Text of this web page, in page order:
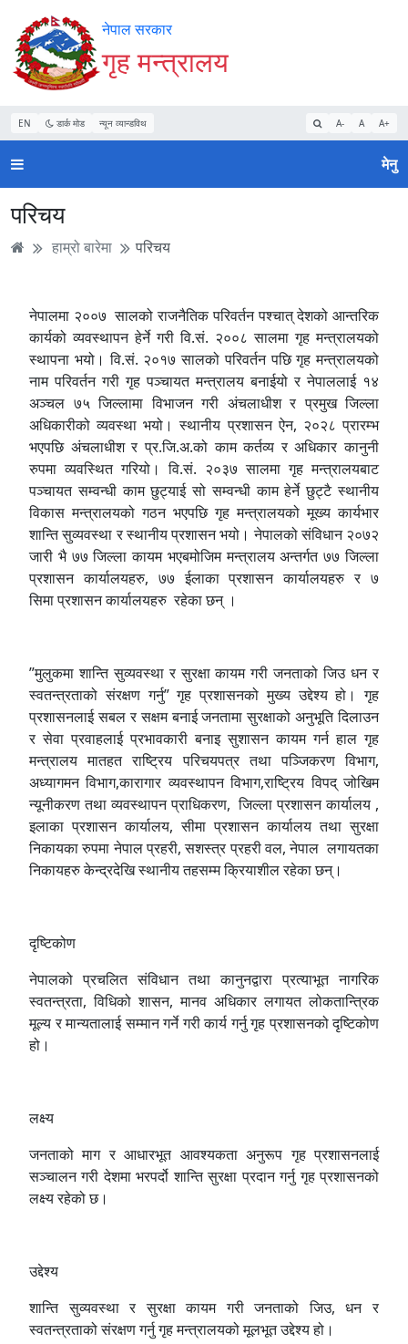
Accessibility
Mode
सुरु
गर्नुहोस्
सामाग्री
पढ्नुहाेस्
नेभिगेसन
पढ्नुहाेस्
वेबसाइट
खोजमा
जानुहोस्
नेपाल सरकार
गृह मन्त्रालय
EN डार्क मोड न्यून व्यान्डविथ A- A A+
मेनु
परिचय
हाम्रो बारेमा परिचय
नेपालमा २००७ सालको राजनैतिक परिवर्तन पश्चात् देशको आन्तरिक
कार्यको व्यवस्थापन हेर्ने गरी वि.सं. २००८ सालमा गृह मन्त्रालयको
स्थापना भयो। वि.सं. २०१७ सालको परिवर्तन पछि गृह मन्त्रालयको
नाम परिवर्तन गरी गृह पञ्चायत मन्त्रालय बनाईयो र नेपाललाई १४
अञ्चल ७५ जिल्लामा विभाजन गरी अंचलाधीश र प्रमुख जिल्ला
अधिकारीको व्यवस्था भयो। स्थानीय प्रशासन ऐन, २०२८ प्रारम्भ
भएपछि अंचलाधीश र प्र.जि.अ.को काम कर्तव्य र अधिकार कानुनी
रुपमा व्यवस्थित गरियो। वि.सं. २०३७ सालमा गृह मन्त्रालयबाट
पञ्चायत सम्वन्धी काम छुट्याई सो सम्वन्धी काम हेर्ने छुट्टै स्थानीय
विकास मन्त्रालयको गठन भएपछि गृह मन्त्रालयको मूख्य कार्यभार
शान्ति सुव्यवस्था र स्थानीय प्रशासन भयो। नेपालको संविधान २०७२
जारी भै ७७ जिल्ला कायम भएबमोजिम मन्त्रालय अन्तर्गत ७७ जिल्ला
प्रशासन कार्यालयहरु, ७७ ईलाका प्रशासन कार्यालयहरु र ७
सिमा प्रशासन कार्यालयहरु रहेका छन् ।
”मुलुकमा शान्ति सुव्यवस्था र सुरक्षा कायम गरी जनताको जिउ धन र
स्वतन्त्रताको संरक्षण गर्नु” गृह प्रशासनको मुख्य उद्देश्य हो। गृह
प्रशासनलाई सबल र सक्षम बनाई जनतामा सुरक्षाको अनुभूति दिलाउन
र सेवा प्रवाहलाई प्रभावकारी बनाइ सुशासन कायम गर्न हाल गृह
मन्त्रालय मातहत राष्ट्रिय परिचयपत्र तथा पञ्जिकरण विभाग,
अध्यागमन विभाग,कारागार व्यवस्थापन विभाग,राष्ट्रिय विपद् जोखिम
न्यूनीकरण तथा व्यवस्थापन प्राधिकरण, जिल्ला प्रशासन कार्यालय ,
इलाका प्रशासन कार्यालय, सीमा प्रशासन कार्यालय तथा सुरक्षा
निकायका रुपमा नेपाल प्रहरी, सशस्त्र प्रहरी वल, नेपाल लगायतका
निकायहरु केन्द्रदेखि स्थानीय तहसम्म क्रियाशील रहेका छन्।
दृष्टिकोण
नेपालको प्रचलित संविधान तथा कानुनद्वारा प्रत्याभूत नागरिक
स्वतन्त्रता, विधिको शासन, मानव अधिकार लगायत लोकतान्त्रिक
मूल्य र मान्यतालाई सम्मान गर्ने गरी कार्य गर्नु गृह प्रशासनको दृष्टिकोण
हो।
लक्ष्य
जनताको माग र आधारभूत आवश्यकता अनुरूप गृह प्रशासनलाई
सञ्चालन गरी देशमा भरपर्दो शान्ति सुरक्षा प्रदान गर्नु गृह प्रशासनको
लक्ष्य रहेको छ।
उद्देश्य
शान्ति सुव्यवस्था र सुरक्षा कायम गरी जनताको जिउ, धन र
स्वतन्त्रताको संरक्षण गर्नु गृह मन्त्रालयको मूलभूत उद्देश्य हो।